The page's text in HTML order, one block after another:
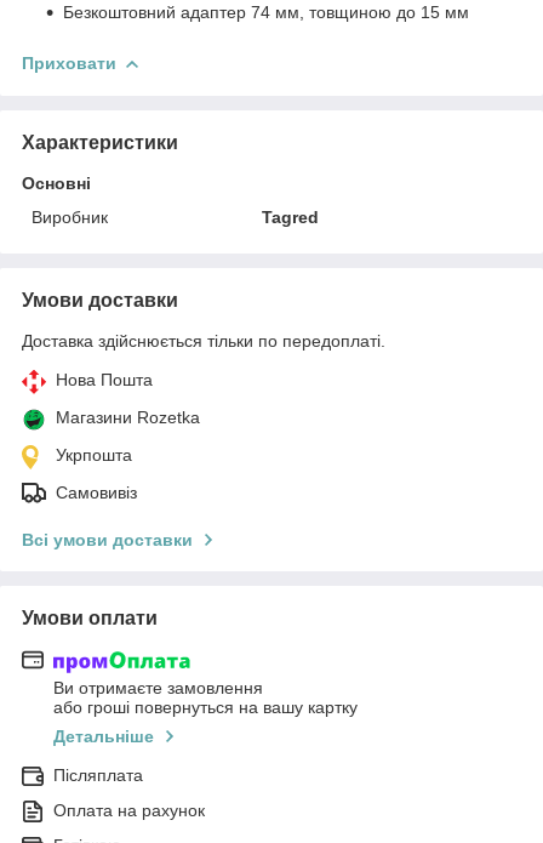
Безкоштовний адаптер 74 мм, товщиною до 15 мм
Приховати
Характеристики
Основні
Виробник
Tagred
Умови доставки
Доставка здійснюється тільки по передоплаті.
Нова Пошта
Магазини Rozetka
Укрпошта
Самовивіз
Всі умови доставки
Умови оплати
Ви отримаєте замовлення
або гроші повернуться на вашу картку
Детальніше
Післяплата
Оплата на рахунок